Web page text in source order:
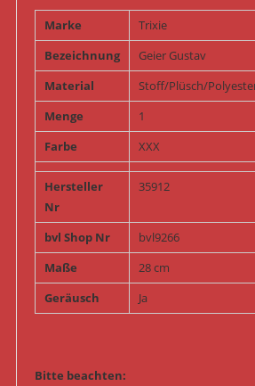
Marke
Trixie
Bezeichnung
Geier Gustav
Material
Stoff/Plüsch/
Menge
1
Farbe
XXX
Hersteller
Nr
35912
bvl Shop Nr
bvl9266
Maße
28 cm
Geräusch
Ja
Bitte beachten: